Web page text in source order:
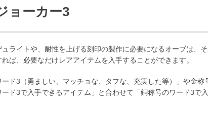
ョーカー3
ライトや、耐性を上げる刻印の製作に必要になるオーブは、
ば、必要なだけレアアイテムを入手することができます。
ド3（勇ましい、マッチョな、タフな、充実した等）」や金称
ド3で入手できるアイテム」と合わせて「銅称号のワード3で